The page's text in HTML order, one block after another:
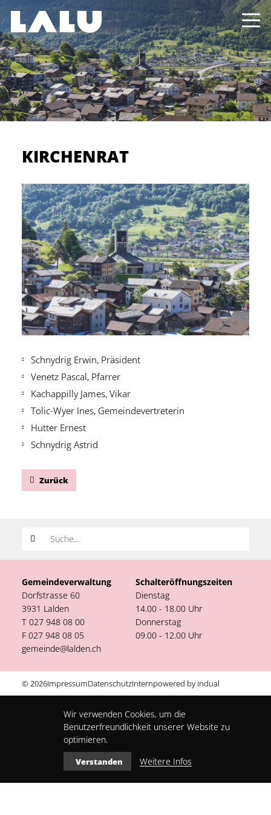
KIRCHENRAT
Schnydrig Erwin, Präsident
Venetz Pascal, Pfarrer
Kachappilly James, Vikar
Tolic-Wyer Ines, Gemeindevertreterin
Hutter Ernest
Schnydrig Astrid
Zurück
Suchwort
Gemeindeverwaltung
Dorfstrasse 60
3931 Lalden
T 027 948 08 00
F 027 948 08 05
gemeinde@lalden.ch
Schalteröffnungszeiten
Dienstag
14.00 - 18.00 Uhr
Donnerstag
09.00 - 12.00 Uhr
© 2026ImpressumDatenschutzInternpowered by indual
Wir verwenden Cookies, um die
Benutzerfreundlichkeit unserer Website zu
optimieren.
Verstanden Weitere Infos